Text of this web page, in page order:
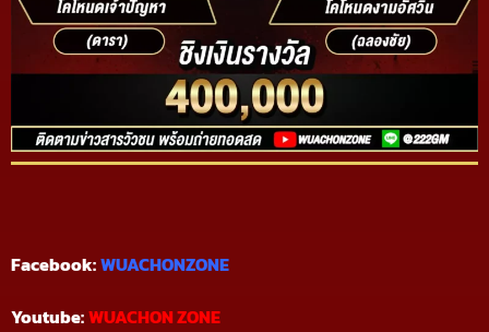
Facebook:WUACHONZONE
Youtube:WUACHON ZONE